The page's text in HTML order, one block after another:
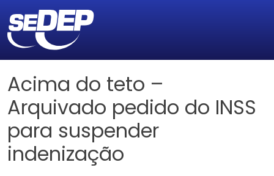
Acima do teto –
Arquivado pedido do INSS
para suspender
indenização